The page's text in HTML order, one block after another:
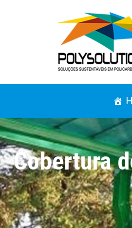
Cobertura